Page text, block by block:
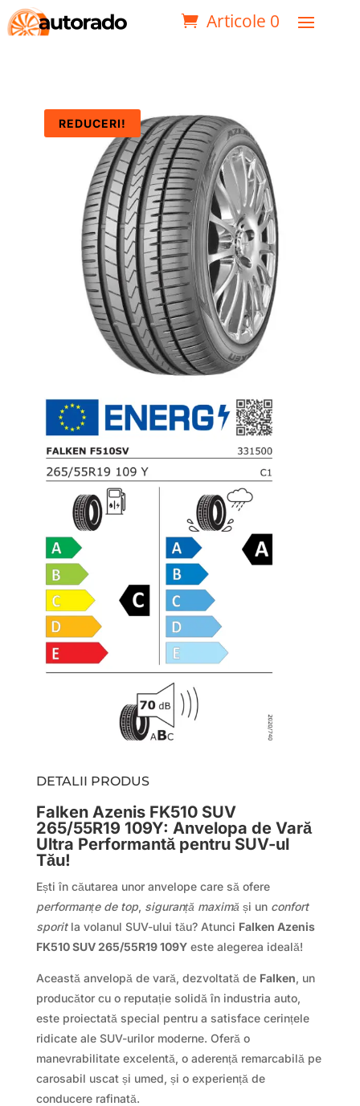
Articole 0
REDUCERI!
DETALII PRODUS
Falken Azenis FK510 SUV
265/55R19 109Y: Anvelopa de Vară
Ultra Performantă pentru SUV-ul
Tău!
Ești în căutarea unor anvelope care să ofere
performanțe de top, siguranță maximă și un confort
sporitla volanul SUV-ului tău? Atunci Falken Azenis
FK510 SUV 265/55R19 109Yeste alegerea ideală!
Această anvelopă de vară, dezvoltată de Falken, un
producător cu o reputație solidă în industria auto,
este proiectată special pentru a satisface cerințele
ridicate ale SUV-urilor moderne. Oferă o
manevrabilitate excelentă, o aderență remarcabilă pe
carosabil uscat și umed, și o experiență de
conducere rafinată.